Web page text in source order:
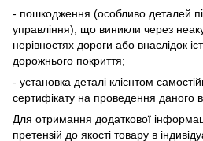
- пошкодження (особливо деталей
управління), що виникли через
нерівностях дороги або внаслідок
дорожнього покриття;
- установка деталі клієнтом
сертифікату на проведення даного
Для отримання додаткової
претензій до якості товару в